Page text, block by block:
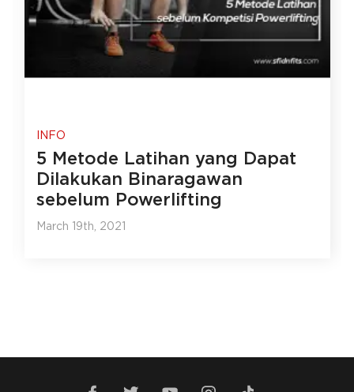
INFO
5 Metode Latihan yang Dapat
Dilakukan Binaragawan
sebelum Powerlifting
March 19th, 2021